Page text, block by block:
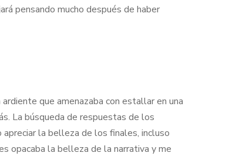
pensando mucho después de haber
que amenazaba con estallar en una
La búsqueda de respuestas de los
la belleza de los finales, incluso
opacaba la belleza de la narrativa y me